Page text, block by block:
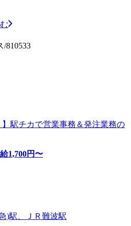
810533
駅チカで営業事務＆発注業務の
1,700円〜
)駅、ＪＲ難波駅